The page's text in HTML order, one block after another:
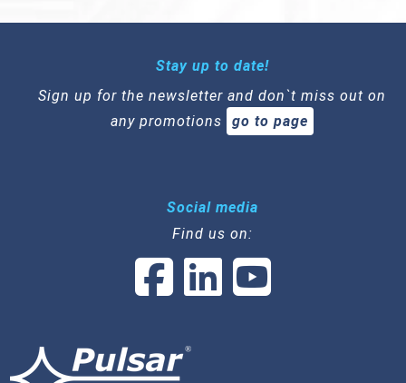
Stay up to date!
Sign up for the newsletter and don`t miss out on
any promotions
go to page
Social media
Find us on: